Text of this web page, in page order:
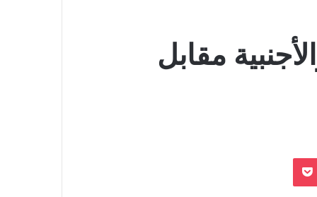
مقابل